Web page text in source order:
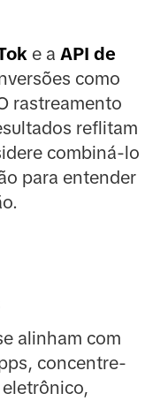
e a API de
como
rastreamento
reflitam
combiná-lo
para entender
alinham com
concentre-
eletrônico,